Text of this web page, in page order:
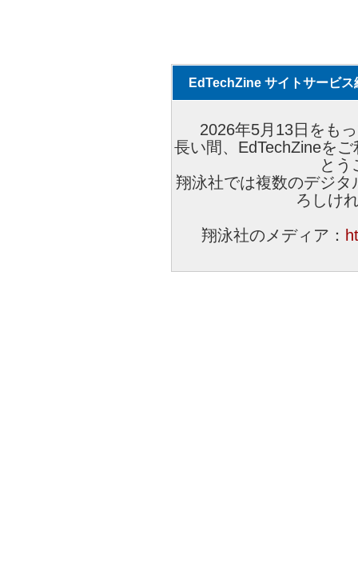
EdTechZine サイトサービス
2026年5月13日をも
長い間、EdTechZineを
とう
翔泳社では複数のデジ
ろしけ
翔泳社のメディア：